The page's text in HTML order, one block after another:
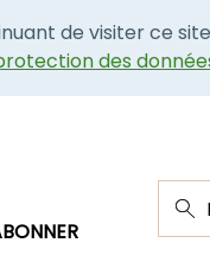
de visiter ce
des